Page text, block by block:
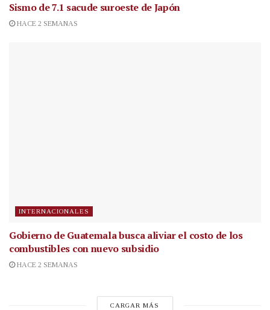
Sismo de 7.1 sacude suroeste de Japón
HACE 2 SEMANAS
INTERNACIONALES
Gobierno de Guatemala busca aliviar el costo de los
combustibles con nuevo subsidio
HACE 2 SEMANAS
CARGAR MÁS